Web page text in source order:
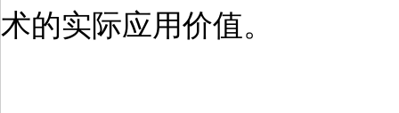
术的实际应用价值。